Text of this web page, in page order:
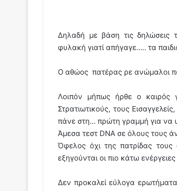
Δηλαδή με βάση τις δηλώσεις
φυλακή γιατί απήγαγε….. τα
Ο αθώος πατέρας ρε ανώμαλοι
Λοιπόν μήπως ήρθε ο καιρός
Στρατιωτικούς, τους
πάνε στη… πρώτη γραμμή για να
Άμεσα τεστ DNA σε όλους τους
Όφελος όχι της πατρίδας
εξηγούνται οι πιο κάτω
Δεν προκαλεί εύλογα